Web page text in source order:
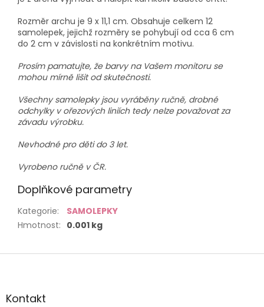
Rozměr archu je 9 x 11,1 cm. Obsahuje celkem 12
samolepek, jejichž rozměry se pohybují od cca 6 cm
do 2 cm v závislosti na konkrétním motivu.
Prosím pamatujte, že barvy na Vašem monitoru se
mohou mírně lišit od skutečnosti.
Všechny samolepky jsou vyráběny ručně, drobné
odchylky v ořezových liniích tedy nelze považovat za
závadu výrobku.
Nevhodné pro děti do 3 let.
Vyrobeno ručně v ČR.
Doplňkové parametry
Kategorie:
SAMOLEPKY
Hmotnost: 0.001 kg
Z
aKontakt